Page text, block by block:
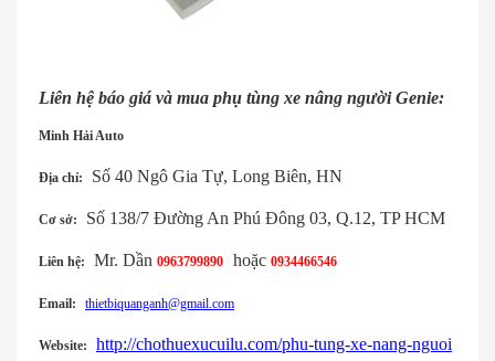
Liên hệ báo giá và mua phụ tùng xe nâng người Genie:
Minh Hải Auto
Địa chỉ: Số 40 Ngô Gia Tự, Long Biên, HN
Cơ sở: Số 138/7 Đường An Phú Đông 03, Q.12, TP HCM
Liên hệ: Mr. Dần 0963799890 hoặc 0934466546
Email: thietbiquanganh@gmail.com
Website: http://chothuexucuilu.com/phu-tung-xe-nang-nguoi